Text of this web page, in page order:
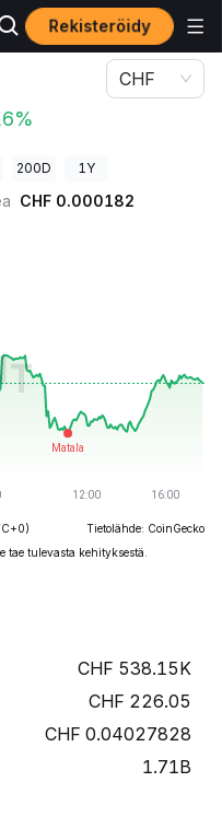
Rekisteröidy
CHF
200D 1Y
CHF 0.000182
Tietolähde: CoinGecko
tae tulevasta kehityksestä.
538.15K
226.05
0.04027828
1.71B